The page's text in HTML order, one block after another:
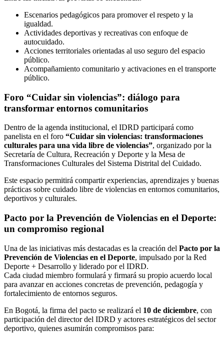
Escenarios pedagógicos para promover el respeto y la
igualdad.
Actividades deportivas y recreativas con enfoque de
autocuidado.
Acciones territoriales orientadas al uso seguro del espacio
público.
Acompañamiento comunitario y activaciones en el transporte
público.
Foro “Cuidar sin violencias”: diálogo para
transformar entornos comunitarios
Dentro de la agenda institucional, el IDRD participará como
panelista en el foro “Cuidar sin violencias: transformaciones
culturales para una vida libre de violencias”, organizado por la
Secretaría de Cultura, Recreación y Deporte y la Mesa de
Transformaciones Culturales del Sistema Distrital del Cuidado.
Este espacio permitirá compartir experiencias, aprendizajes y buenas
prácticas sobre cuidado libre de violencias en entornos comunitarios,
deportivos y culturales.
Pacto por la Prevención de Violencias en el Deporte:
un compromiso regional
Una de las iniciativas más destacadas es la creación del Pacto por la
Prevención de Violencias en el Deporte, impulsado por la Red
Deporte + Desarrollo y liderado por el IDRD.
Cada ciudad miembro formulará y firmará su propio acuerdo local
para avanzar en acciones concretas de prevención, pedagogía y
fortalecimiento de entornos seguros.
En Bogotá, la firma del pacto se realizará el 10 de diciembre, con
participación del director del IDRD y actores estratégicos del sector
deportivo, quienes asumirán compromisos para: